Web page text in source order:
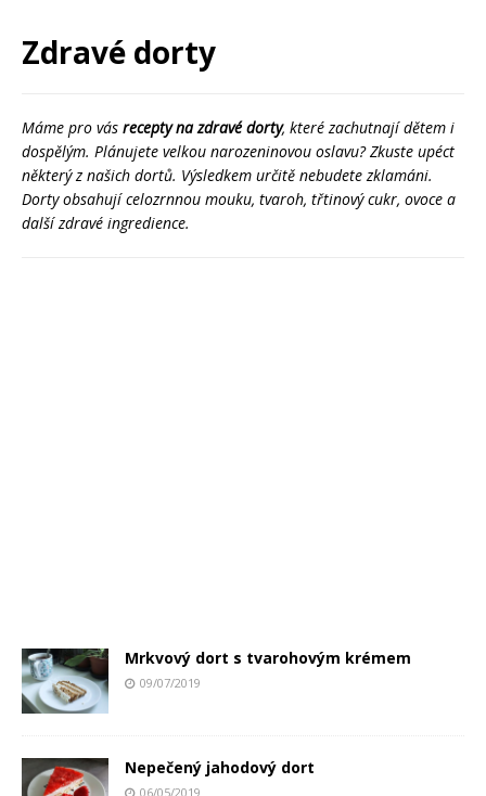
Zdravé dorty
Máme pro vás recepty na zdravé dorty, které zachutnají dětem i
dospělým. Plánujete velkou narozeninovou oslavu? Zkuste upéct
některý z našich dortů. Výsledkem určitě nebudete zklamáni.
Dorty obsahují celozrnnou mouku, tvaroh, třtinový cukr, ovoce a
další zdravé ingredience.
Mrkvový dort s tvarohovým krémem
09/07/2019
Nepečený jahodový dort
06/05/2019